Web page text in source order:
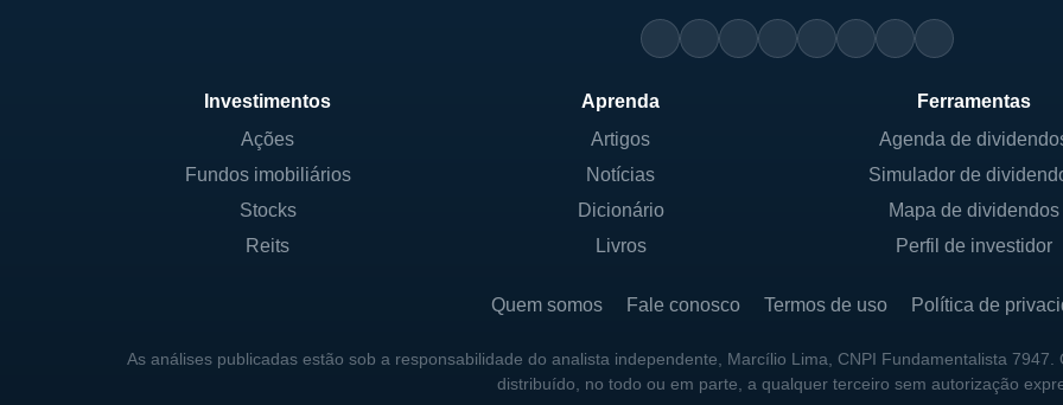
Investimentos
Ações
Fundos imobiliários
Stocks
Reits
Aprenda
Artigos
Notícias
Dicionário
Livros
Ferramentas
Agenda de
Simulador de
Mapa de dividendos
Perfil de investidor
Quem somos Fale conosco Termos de uso Política de
As análises publicadas estão sob a responsabilidade do analista independente, Marcílio Lima, CNPI Fundamentalista
distribuído, no todo ou em parte, a qualquer terceiro sem autorização